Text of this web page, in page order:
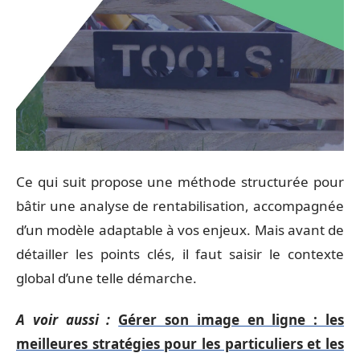
Ce qui suit propose une méthode structurée pour
bâtir une analyse de rentabilisation, accompagnée
d’un modèle adaptable à vos enjeux. Mais avant de
détailler les points clés, il faut saisir le contexte
global d’une telle démarche.
A voir aussi : Gérer son image en ligne : les
meilleures stratégies pour les particuliers et les